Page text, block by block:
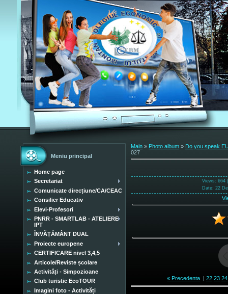
Meniu principal
Home page
Secretariat
Comunicate direcțiune/CA/CEAC
Consilier Educativ
Elevi-Profesori
PNRR - SMARTLAB - ATELIERE
IPT
ÎNVĂȚĂMÂNT DUAL
Proiecte europene
CERTIFICARE nivel 3,4,5
Articole/Reviste școlare
Activități - Simpozioane
Club turistic EcoTOUR
Imagini foto - Activități
Main » Photo album » Do you speak
027
Views: 664
Date: 22
« Precedenta | 22 23 24